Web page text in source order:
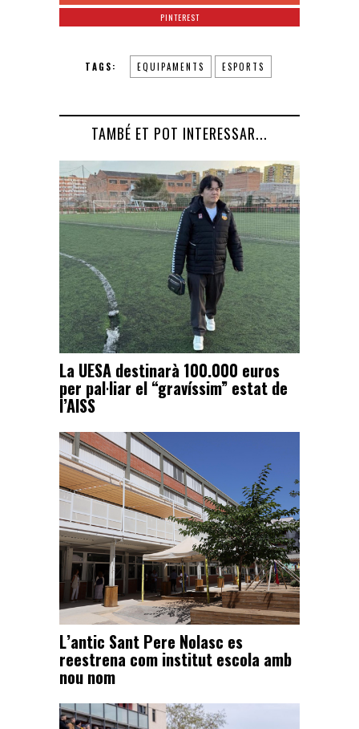
PINTEREST
TAGS: EQUIPAMENTS ESPORTS
TAMBÉ ET POT INTERESSAR...
La UESA destinarà 100.000 euros
per pal·liar el “gravíssim” estat de
l’AISS
L’antic Sant Pere Nolasc es
reestrena com institut escola amb
nou nom